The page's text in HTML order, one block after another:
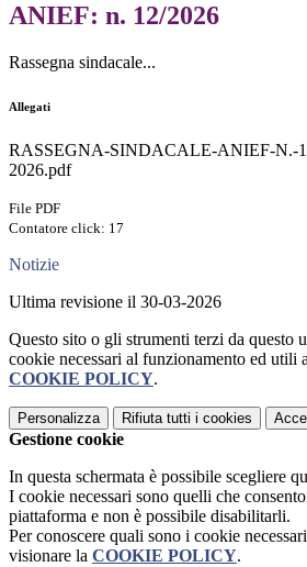
ANIEF: n. 12/2026
Rassegna sindacale...
Allegati
RASSEGNA-SINDACALE-ANIEF-N.-
2026.pdf
File PDF
Contatore click: 17
Notizie
Ultima revisione il 30-03-2026
Questo sito o gli strumenti terzi da questo
cookie necessari al funzionamento ed utili
COOKIE POLICY.
Personalizza Rifiuta tutti i cookies
Gestione cookie
In questa schermata è possibile scegliere
I cookie necessari sono quelli che
piattaforma e non è possibile disabilitarli.
Per conoscere quali sono i cookie
visionare la COOKIE POLICY.